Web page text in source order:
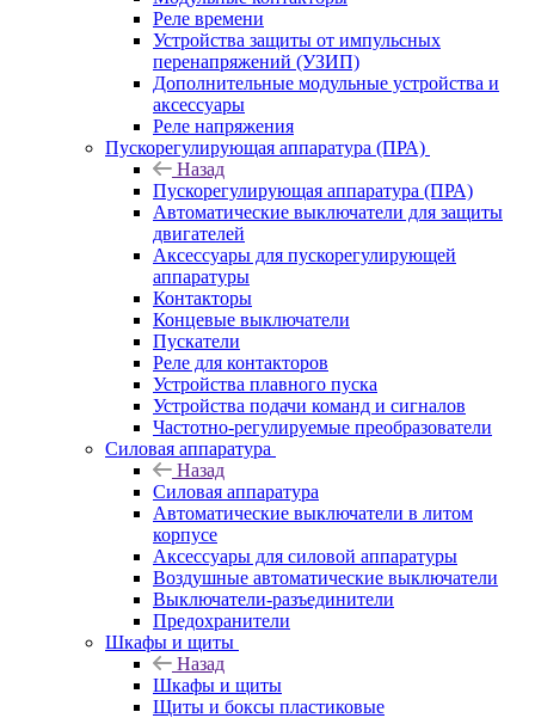
Реле времени
Устройства защиты от импульсных
перенапряжений (УЗИП)
Дополнительные модульные устройства и
аксессуары
Реле напряжения
Пускорегулирующая аппаратура (ПРА)
Назад
Пускорегулирующая аппаратура (ПРА)
Автоматические выключатели для защиты
двигателей
Аксессуары для пускорегулирующей
аппаратуры
Контакторы
Концевые выключатели
Пускатели
Реле для контакторов
Устройства плавного пуска
Устройства подачи команд и сигналов
Частотно-регулируемые преобразователи
Силовая аппаратура
Назад
Силовая аппаратура
Автоматические выключатели в литом
корпусе
Аксессуары для силовой аппаратуры
Воздушные автоматические выключатели
Выключатели-разъединители
Предохранители
Шкафы и щиты
Назад
Шкафы и щиты
Щиты и боксы пластиковые